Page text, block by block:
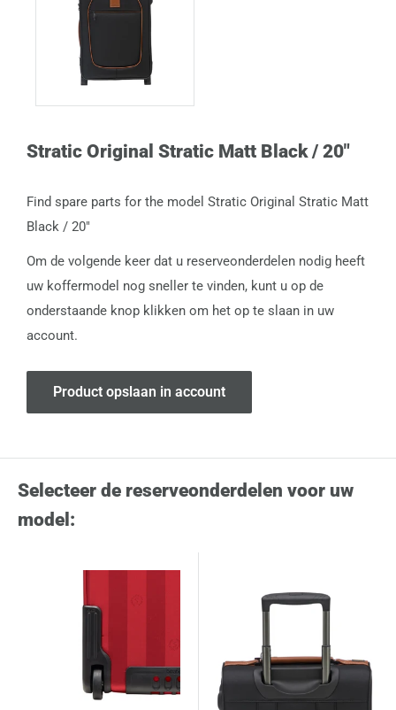
Stratic Original Stratic Matt Black / 20"
Find spare parts for the model Stratic Original Stratic Matt
Black / 20"
Om de volgende keer dat u reserveonderdelen nodig heeft
uw koffermodel nog sneller te vinden, kunt u op de
onderstaande knop klikken om het op te slaan in uw
account.
Product opslaan in account
Selecteer de reserveonderdelen voor uw
model: